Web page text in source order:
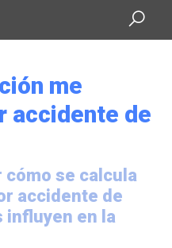
me
accidente de
cómo se calcula
accidente de
influyen en la